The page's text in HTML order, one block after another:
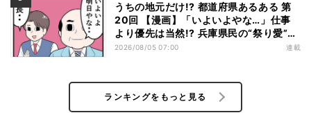
うちの地元だけ!? 都道府県あるある 第
20回 【漫画】「いよいよやな…」仕事
より優先は当然!? 兵庫県民の“祭り愛”が
熱すぎた
2026/08/05 07:00 連載
ランキングをもっと見る